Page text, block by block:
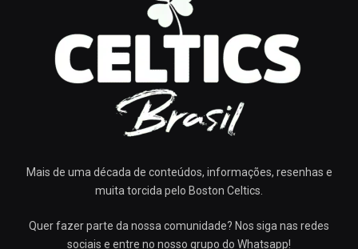
Mais de uma década de conteúdos, informações, resenhas e
muita torcida pelo Boston Celtics.
Quer fazer parte da nossa comunidade? Nos siga nas redes
sociais e entre no nosso grupo do Whatsapp!